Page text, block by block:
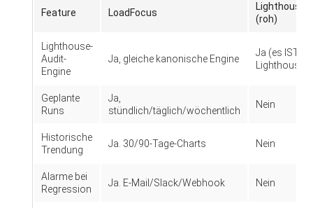
Feature LoadFocus
Lighthouse
(roh)
Lighthouse-
Audit-
Engine
Ja, gleiche kanonische Engine
Ja (es IST
Lighthouse)
Geplante
Runs
Ja,
stündlich/täglich/wöchentlich
Nein
Historische
Trendung
Ja. 30/90-Tage-Charts Nein
Alarme bei
Regression
Ja. E-Mail/Slack/Webhook Nein